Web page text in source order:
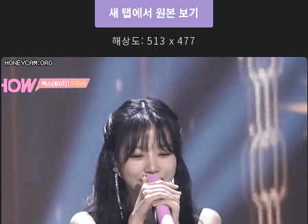
새 탭에서 원본 보기
해상도: 513 x 477